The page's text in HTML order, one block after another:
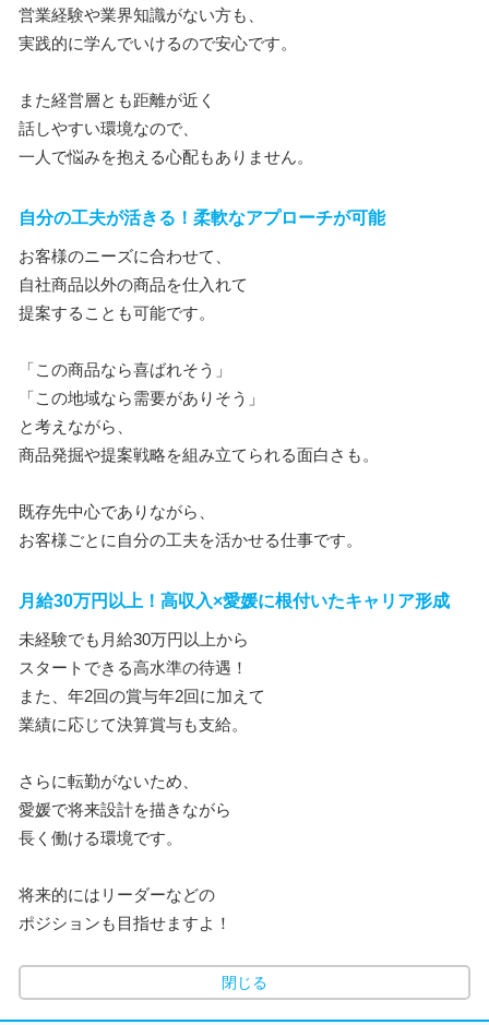
営業経験や業界知識がない方も、
実践的に学んでいけるので安心です。
また経営層とも距離が近く
話しやすい環境なので、
一人で悩みを抱える心配もありません。
自分の工夫が活きる！柔軟なアプローチが可能
お客様のニーズに合わせて、
自社商品以外の商品を仕入れて
提案することも可能です。
「この商品なら喜ばれそう」
「この地域なら需要がありそう」
と考えながら、
商品発掘や提案戦略を組み立てられる面白さも。
既存先中心でありながら、
お客様ごとに自分の工夫を活かせる仕事です。
月給30万円以上！高収入×愛媛に根付いたキャリア形成
未経験でも月給30万円以上から
スタートできる高水準の待遇！
また、年2回の賞与年2回に加えて
業績に応じて決算賞与も支給。
さらに転勤がないため、
愛媛で将来設計を描きながら
長く働ける環境です。
将来的にはリーダーなどの
ポジションも目指せますよ！
閉じる